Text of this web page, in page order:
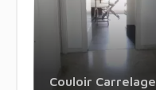
Couloir Carrelage